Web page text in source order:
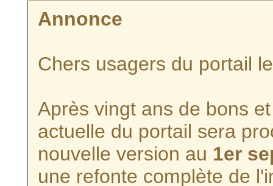
Annonce
Chers usagers du portail
Après vingt ans de bons
actuelle du portail sera
nouvelle version au 1er
une refonte complète de